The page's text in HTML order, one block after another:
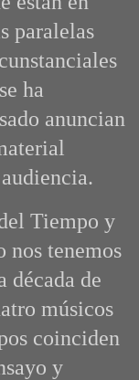
paralelas
ha
anuncian
Tiempo y
nos tenemos
década de
músicos
coinciden
y